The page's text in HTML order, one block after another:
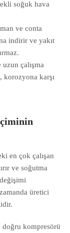
soğuk hava
ve conta
indirir ve yakıt
çalışma
korozyona karşı
en çok çalışan
ve soğutma
üretici
doğru kompresörü